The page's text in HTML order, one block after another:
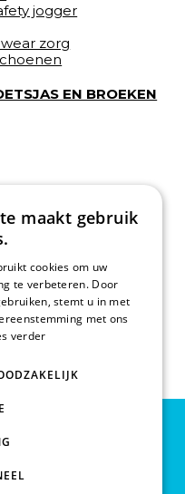
jogger
zorg
EN BROEKEN
maakt gebruik
cookies om uw
te verbeteren. Door
stemt u in met
met ons
verder